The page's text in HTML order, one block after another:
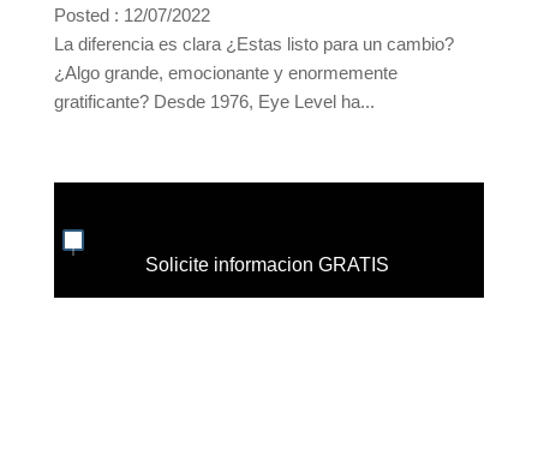
Posted : 12/07/2022
La diferencia es clara ¿Estas listo para un cambio?
¿Algo grande, emocionante y enormemente
gratificante? Desde 1976, Eye Level ha...
Solicite informacion GRATIS